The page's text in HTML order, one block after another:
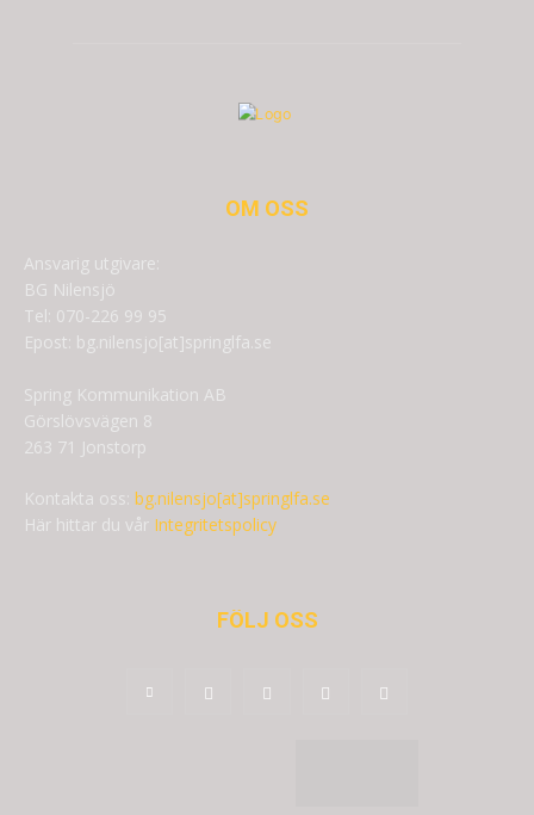
OM OSS
Ansvarig utgivare:
BG Nilensjö
Tel: 070-226 99 95
Epost: bg.nilensjo[at]springlfa.se
Spring Kommunikation AB
Görslövsvägen 8
263 71 Jonstorp
Kontakta oss: bg.nilensjo[at]springlfa.se
Här hittar du vår Integritetspolicy
FÖLJ OSS